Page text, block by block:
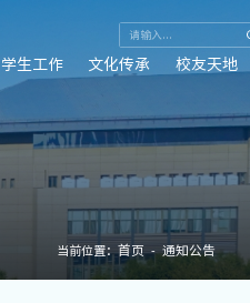
学生工作 文化传承 校友天地
当前位置：首页 通知公告